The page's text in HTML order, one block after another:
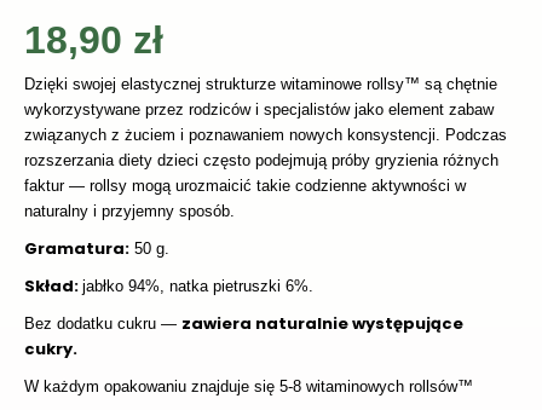
18,90 zł
Dzięki swojej elastycznej strukturze witaminowe rollsy™ są chętnie
wykorzystywane przez rodziców i specjalistów jako element zabaw
związanych z żuciem i poznawaniem nowych konsystencji. Podczas
rozszerzania diety dzieci często podejmują próby gryzienia różnych
faktur — rollsy mogą urozmaicić takie codzienne aktywności w
naturalny i przyjemny sposób.
Gramatura: 50 g.
Skład: jabłko 94%, natka pietruszki 6%.
Bez dodatku cukru — zawiera naturalnie występujące
cukry.
W każdym opakowaniu znajduje się 5-8 witaminowych rollsów™